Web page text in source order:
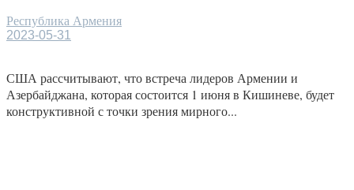
Республика Армения
2023-05-31
США рассчитывают, что встреча лидеров Армении и
Азербайджана, которая состоится 1 июня в Кишиневе, будет
конструктивной с точки зрения мирного...